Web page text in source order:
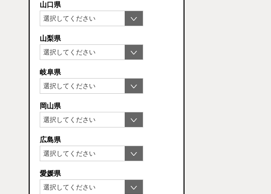
山口県
山梨県
岐阜県
岡山県
広島県
愛媛県